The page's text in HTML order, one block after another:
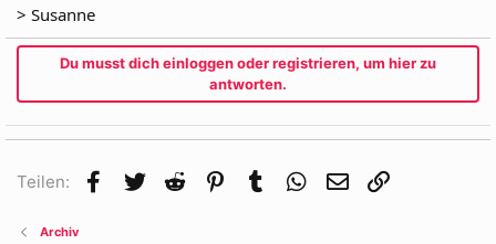
> Susanne
Du musst dich einloggen oder registrieren, um hier zu
antworten.
Teilen: Facebook
Twitter Reddit Pinterest
Tumblr WhatsApp
E-Mail
Archiv